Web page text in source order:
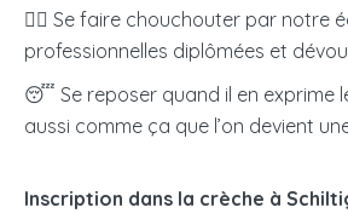
🧖‍♀️ Se faire chouchouter par notre
professionnelles diplômées et
😴 Se reposer quand il en exprime
aussi comme ça que l’on devient
Inscription dans la crèche à